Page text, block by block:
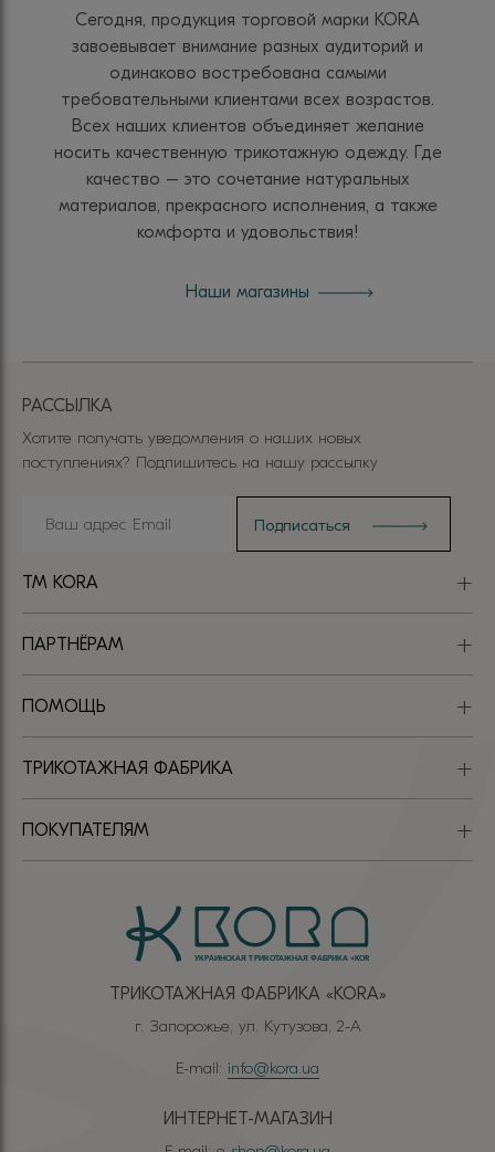
Сегодня, продукция торговой марки KORA
завоевывает внимание разных аудиторий и
одинаково востребована самыми
требовательными клиентами всех возрастов.
Всех наших клиентов объединяет желание
носить качественную трикотажную одежду. Где
качество – это сочетание натуральных
материалов, прекрасного исполнения, а также
комфорта и удовольствия!
Наши магазины
ТРИКОТАЖНАЯ ФАБРИКА «КОRА»
г. Запорожье, ул. Кутузова, 2-А
E-mail: info@kora.ua
ИНТЕРНЕТ-МАГАЗИН
TM KORA
ПАРТНЁРАМ
ПОМОЩЬ
ТРИКОТАЖНАЯ ФАБРИКА
ПОКУПАТЕЛЯМ
РАССЫЛКА
Хотите получать уведомления о наших новых
поступлениях? Подпишитесь на нашу рассылку